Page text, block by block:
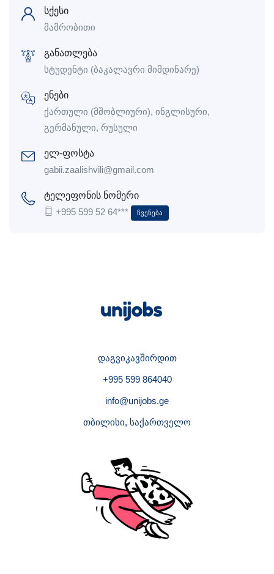
სქესი
მამრობითი
განათლება
სტუდენტი (ბაკალავრი მიმდინარე)
ენები
ქართული (მშობლიური), ინგლისური,
გერმანული, რუსული
ელ-ფოსტა
gabii.zaalishvili@gmail.com
ტელეფონის ნომერი
+995 599 52 64***
Ჩვენება
დაგვიკავშირდით
+995 599 864040
info@unijobs.ge
თბილისი, საქართველო